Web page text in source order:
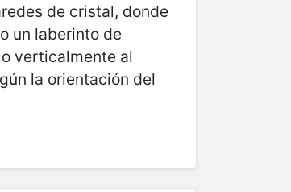
de cristal, donde
un laberinto de
verticalmente al
la orientación del